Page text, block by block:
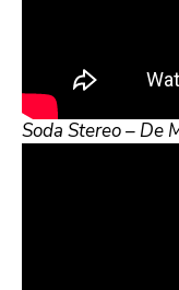
Soda Stereo – De